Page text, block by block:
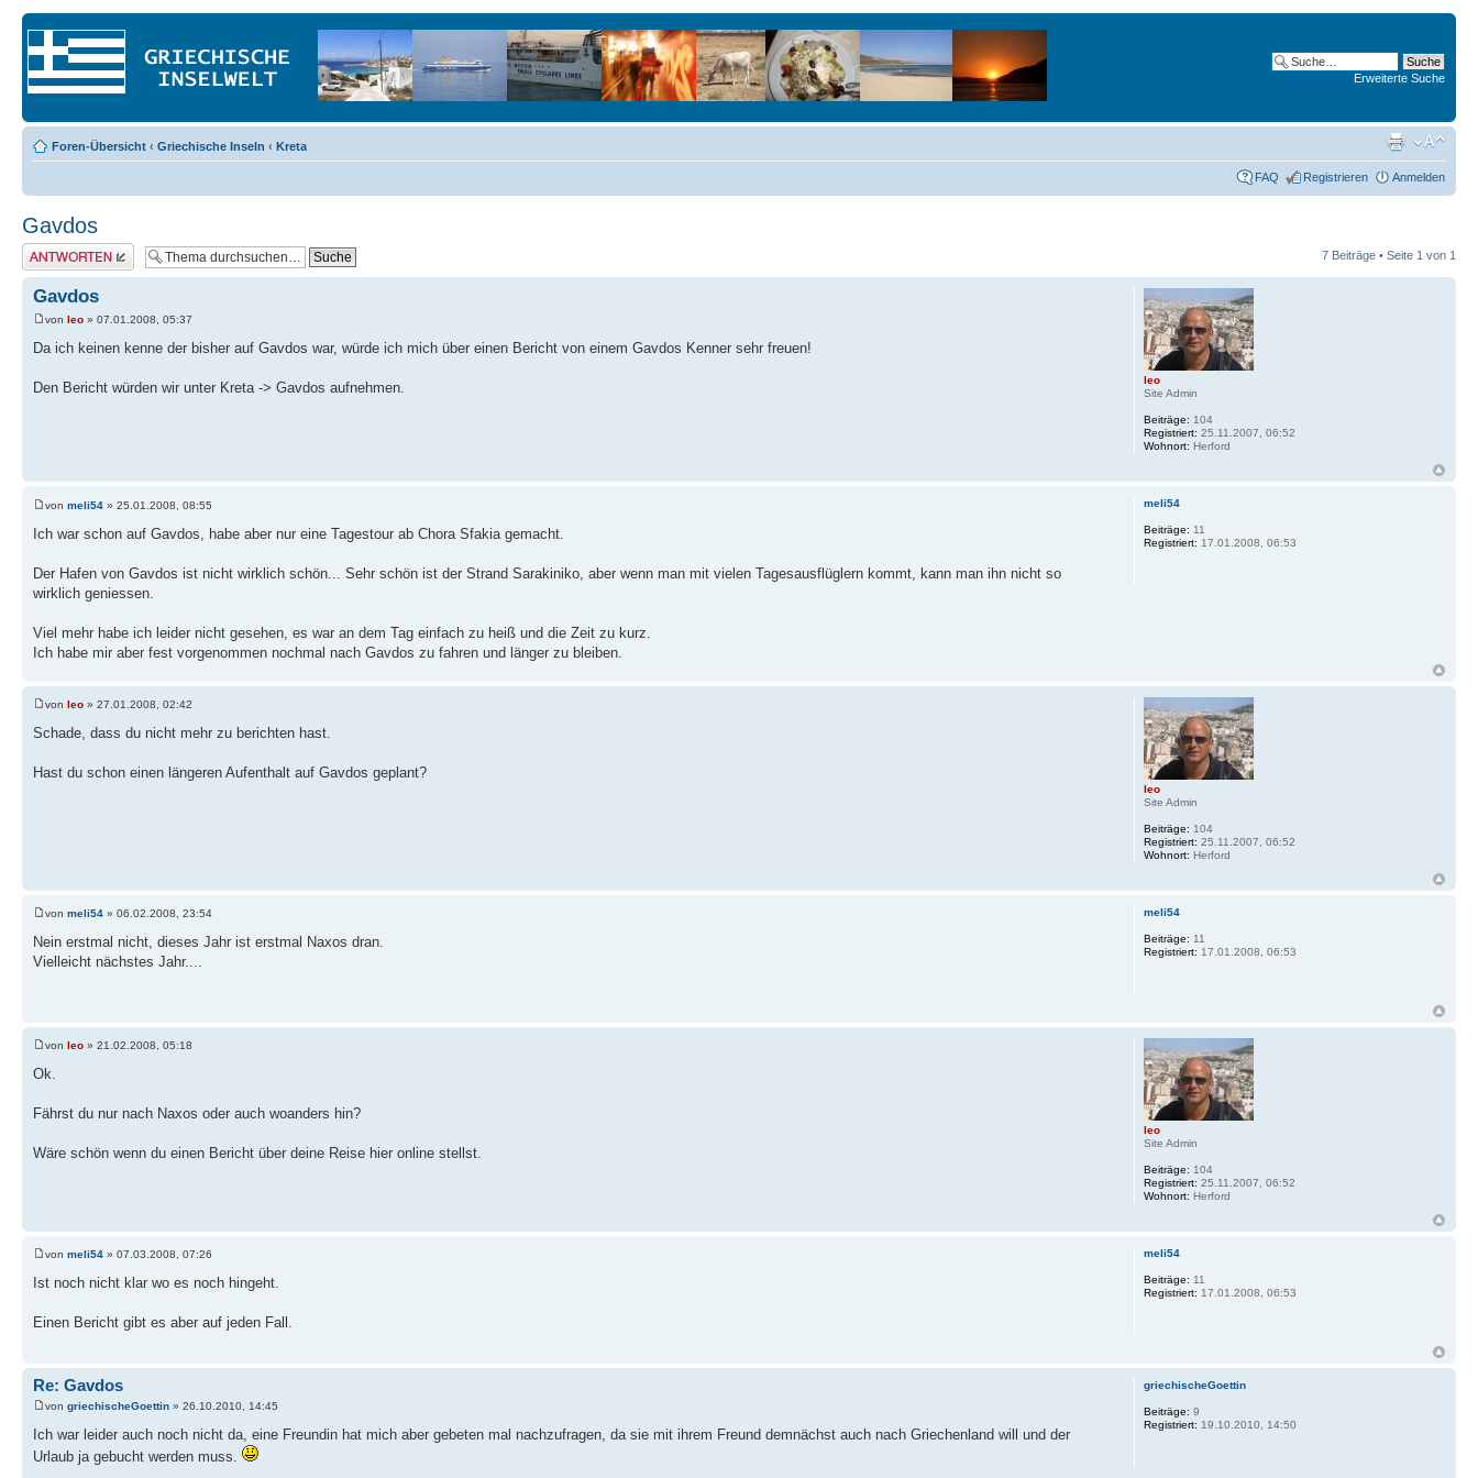
Erweiterte Suche
Foren-Übersicht ‹ Griechische Inseln ‹ Kreta
FAQ Registrieren Anmelden
Gavdos
Antwort erstellen 7 Beiträge • Seite 1 von 1
Gavdos
von leo » 07.01.2008, 05:37
Da ich keinen kenne der bisher auf Gavdos war, würde ich mich über einen Bericht von einem Gavdos Kenner sehr freuen!
Den Bericht würden wir unter Kreta -> Gavdos aufnehmen.
leo
Site Admin
Beiträge: 104
Registriert: 25.11.2007, 06:52
Wohnort: Herford
von meli54 » 25.01.2008, 08:55
Ich war schon auf Gavdos, habe aber nur eine Tagestour ab Chora Sfakia gemacht.
Der Hafen von Gavdos ist nicht wirklich schön... Sehr schön ist der Strand Sarakiniko, aber wenn man mit vielen Tagesausflüglern kommt, kann man ihn nicht so
wirklich geniessen.
Viel mehr habe ich leider nicht gesehen, es war an dem Tag einfach zu heiß und die Zeit zu kurz.
Ich habe mir aber fest vorgenommen nochmal nach Gavdos zu fahren und länger zu bleiben.
meli54
Beiträge: 11
Registriert: 17.01.2008, 06:53
von leo » 27.01.2008, 02:42
Schade, dass du nicht mehr zu berichten hast.
Hast du schon einen längeren Aufenthalt auf Gavdos geplant?
leo
Site Admin
Beiträge: 104
Registriert: 25.11.2007, 06:52
Wohnort: Herford
von meli54 » 06.02.2008, 23:54
Nein erstmal nicht, dieses Jahr ist erstmal Naxos dran.
Vielleicht nächstes Jahr....
meli54
Beiträge: 11
Registriert: 17.01.2008, 06:53
von leo » 21.02.2008, 05:18
Ok.
Fährst du nur nach Naxos oder auch woanders hin?
Wäre schön wenn du einen Bericht über deine Reise hier online stellst.
leo
Site Admin
Beiträge: 104
Registriert: 25.11.2007, 06:52
Wohnort: Herford
von meli54 » 07.03.2008, 07:26
Ist noch nicht klar wo es noch hingeht.
Einen Bericht gibt es aber auf jeden Fall.
meli54
Beiträge: 11
Registriert: 17.01.2008, 06:53
Re: Gavdos
von griechischeGoettin » 26.10.2010, 14:45
Ich war leider auch noch nicht da, eine Freundin hat mich aber gebeten mal nachzufragen, da sie mit ihrem Freund demnächst auch nach Griechenland will und der
Urlaub ja gebucht werden muss.
griechischeGoettin
Beiträge: 9
Registriert: 19.10.2010, 14:50